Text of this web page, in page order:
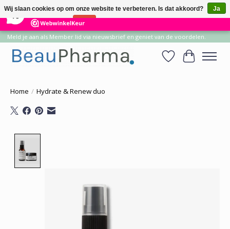
14 Reviews ×
Meld je aan als Member lid via nieuwsbrief en geniet van de voordelen.
Verlanglijst
Home / Hydrate & Renew duo
Wij slaan cookies op om onze website te verbeteren. Is dat akkoord?
Ja
Nee